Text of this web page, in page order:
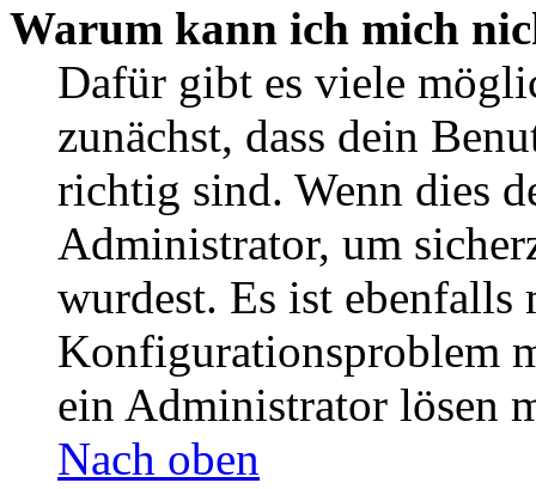
Warum kann ich mich
Dafür gibt es viele
zunächst, dass dein
richtig sind. Wenn dies
Administrator, um
wurdest. Es ist ebenfalls
Konfigurationsproblem
ein Administrator lösen
Nach oben